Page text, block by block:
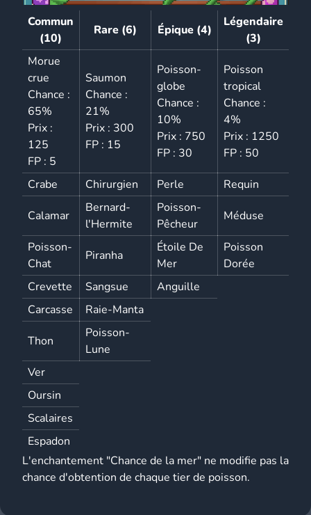
Commun
(10)
Rare (6) Épique (4)
Légendaire
(3)
Morue
crue
Chance :
65%
Prix :
125
FP : 5
Saumon
Chance :
21%
Prix : 300
FP : 15
Poisson-
globe
Chance :
10%
Prix : 750
FP : 30
Poisson
tropical
Chance :
4%
Prix : 1250
FP : 50
Crabe Chirurgien Perle Requin
Calamar
Bernard-
l'Hermite
Poisson-
Pêcheur
Méduse
Poisson-
Chat
Piranha
Étoile De
Mer
Poisson
Dorée
Crevette
Sangsue
Anguille
Carcasse
Raie-Manta
Thon
Poisson-
Lune
Ver
Oursin
Scalaires
Espadon
L'enchantement "Chance de la mer" ne modifie pas la
chance d'obtention de chaque tier de poisson.